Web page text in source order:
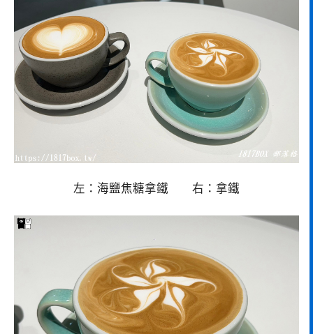
左：海鹽焦糖拿鐵 右：拿鐵